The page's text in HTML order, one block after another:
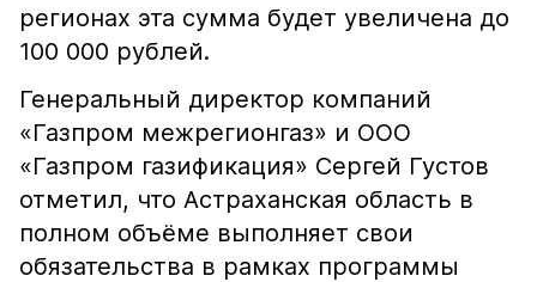
регионах эта сумма будет увеличена до
100 000 рублей.
Генеральный директор компаний
«Газпром межрегионгаз» и ООО
«Газпром газификация» Сергей Густов
отметил, что Астраханская область в
полном объёме выполняет свои
обязательства в рамках программы